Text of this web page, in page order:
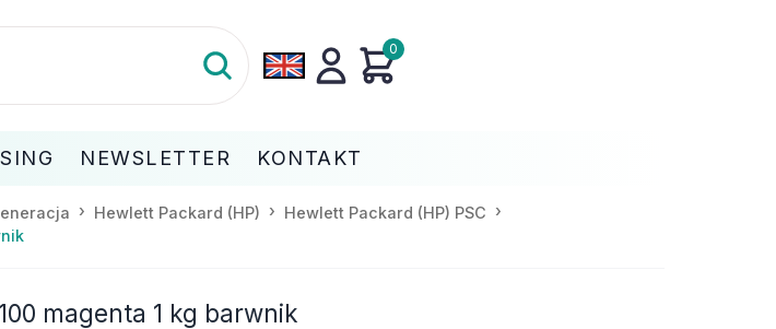
0
NEWSLETTER KONTAKT
Hewlett Packard (HP)
Hewlett Packard (HP) PSC
magenta 1 kg barwnik